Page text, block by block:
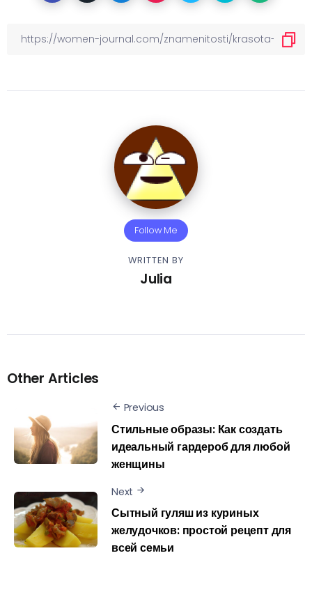
Follow Me
WRITTEN BY
Julia
Other Articles
Previous
Стильные образы: Как создать
идеальный гардероб для любой
женщины
Next
Сытный гуляш из куриных
желудочков: простой рецепт для
всей семьи